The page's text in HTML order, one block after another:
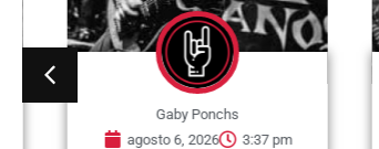
Gaby Ponchs
agosto 6, 2026
3:37 pm